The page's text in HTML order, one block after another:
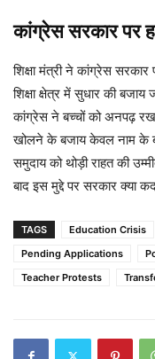
कांग्रेस सरकार पर
शिक्षा मंत्री ने कांग्रेस
शिक्षा क्षेत्र में सुधार की
कांग्रेस ने बच्चों को अनपढ़
खोलने के बजाय केवल नाम के
समुदाय को थोड़ी राहत की
बाद इस मुद्दे पर सरकार क्या
TAGS Education Crisis
Pending Applications
Teacher Protests